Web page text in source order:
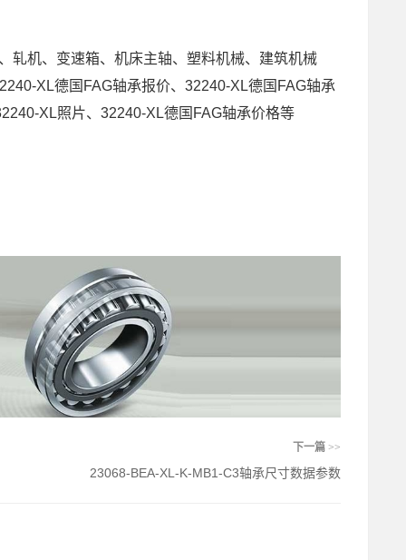
轧机、变速箱、机床主轴、塑料机械、建筑机械
XL德国FAG轴承报价、32240-XL德国FAG轴承
XL照片、32240-XL德国FAG轴承价格等
下一篇 >>
23068-BEA-XL-K-MB1-C3轴承尺寸数据参数